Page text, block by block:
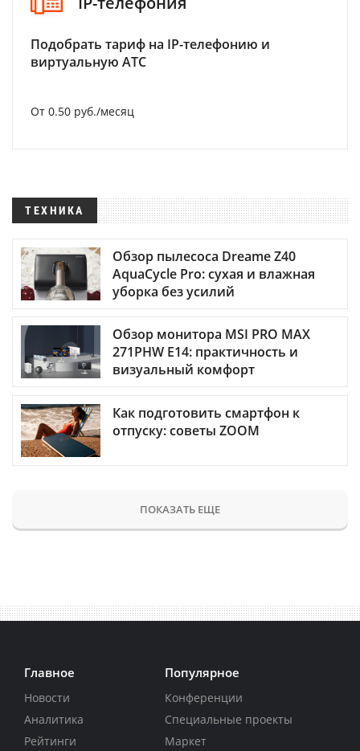
Подобрать тариф на IP-телефонию и
виртуальную АТС
От 0.50 руб./месяц
ТЕХНИКА
Обзор пылесоса Dreame Z40
AquaCycle Pro: сухая и влажная
уборка без усилий
Обзор монитора MSI PRO MAX
271PHW E14: практичность и
визуальный комфорт
Как подготовить смартфон к
отпуску: советы ZOOM
ПОКАЗАТЬ ЕЩЕ
Главное
Новости
Аналитика
Рейтинги
Популярное
Конференции
Специальные проекты
Маркет